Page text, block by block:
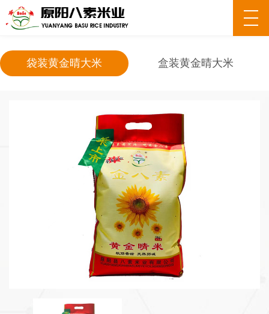
袋装黄金晴大米 盒装黄金晴大米